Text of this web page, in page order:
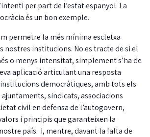
per part de l’estat espanyol. La
és un bon exemple.
permetre la més mínima escletxa
nostres institucions. No es tracte de si el
o menys intensitat, simplement s’ha de
aplicació articulant una resposta
democràtiques, amb tots els
sindicats, associacions
civil en defensa de l’autogovern,
i principis que garanteixen la
país. I, mentre, davant la falta de